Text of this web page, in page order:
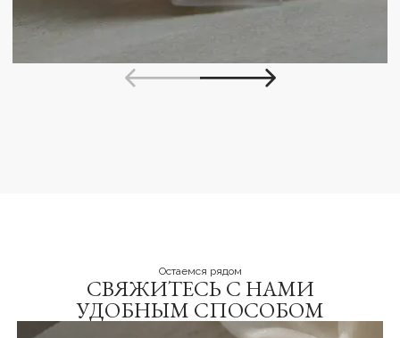
Остаемся рядом
СВЯЖИТЕСЬ С НАМИ
УДОБНЫМ СПОСОБОМ
+7 (904) 622-11-55
УСЛУГИ
Политика в отношении обработки
персональных данных
Пользовательское соглашение